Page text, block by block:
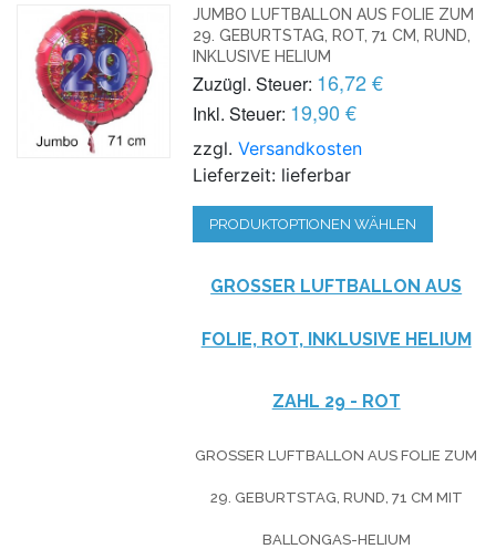
JUMBO LUFTBALLON AUS FOLIE ZUM
29. GEBURTSTAG, ROT, 71 CM, RUND,
INKLUSIVE HELIUM
Zuzügl. Steuer: 16,72 €
Inkl. Steuer: 19,90 €
zzgl.Versandkosten
Lieferzeit: lieferbar
PRODUKTOPTIONEN WÄHLEN
GROSSER LUFTBALLON AUS F
OLIE, ROT, INKLUSIVE HELIUM
ZAHL 29 - ROT
GROSSER LUFTBALLON AUS FOLIE ZUM 2
9. GEBURTSTAG, RUND, 71 CM MIT B
ALLONGAS-HELIUM